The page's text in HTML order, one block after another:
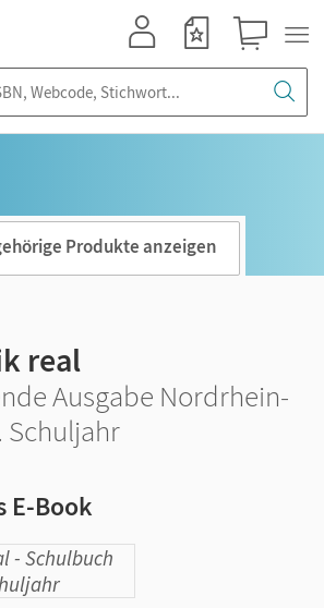
Produkte anzeigen
real
Ausgabe Nordrhein-
Schuljahr
E-Book